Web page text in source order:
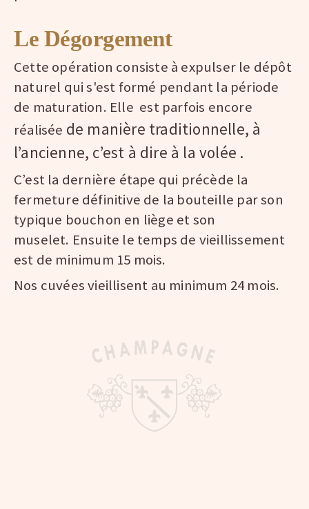
Le Dégorgement
Cette opération consiste à expulser le dépôt
naturel qui s'est formé pendant la période
de maturation. Elle est parfois encore
réalisée de manière traditionnelle, à
l’ancienne, c’est à dire à la volée .
C’est la dernière étape qui précède la
fermeture définitive de la bouteille par son
typique bouchon en liège et son
muselet. Ensuite le temps de vieillissement
est de minimum 15 mois.
Nos cuvées vieillisent au minimum 24 mois.